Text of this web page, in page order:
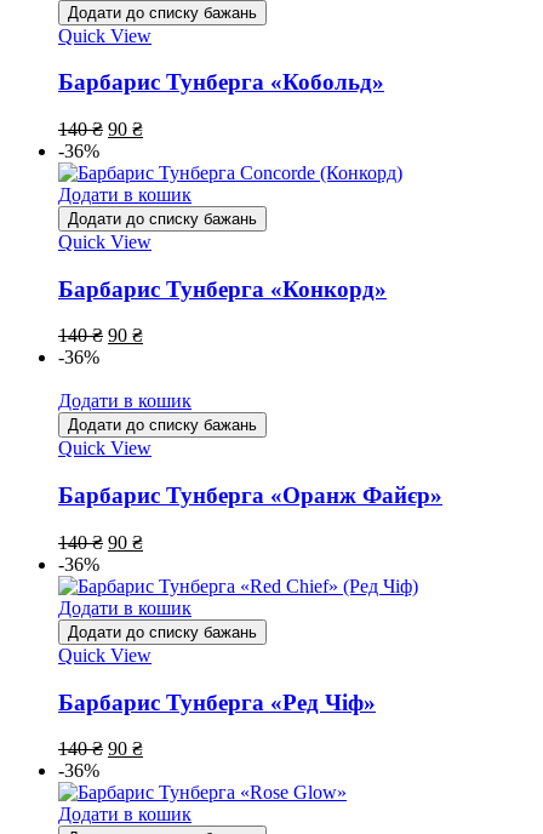
Додати до списку бажань
Quick View
Барбарис Тунберга «Кобольд»
140₴ 90 ₴
-36%
Додати в кошик
Додати до списку бажань
Quick View
Барбарис Тунберга «Конкорд»
140₴ 90 ₴
-36%
Додати в кошик
Додати до списку бажань
Quick View
Барбарис Тунберга «Оранж Файєр»
140₴ 90 ₴
-36%
Додати в кошик
Додати до списку бажань
Quick View
Барбарис Тунберга «Ред Чіф»
140₴ 90 ₴
-36%
Додати в кошик